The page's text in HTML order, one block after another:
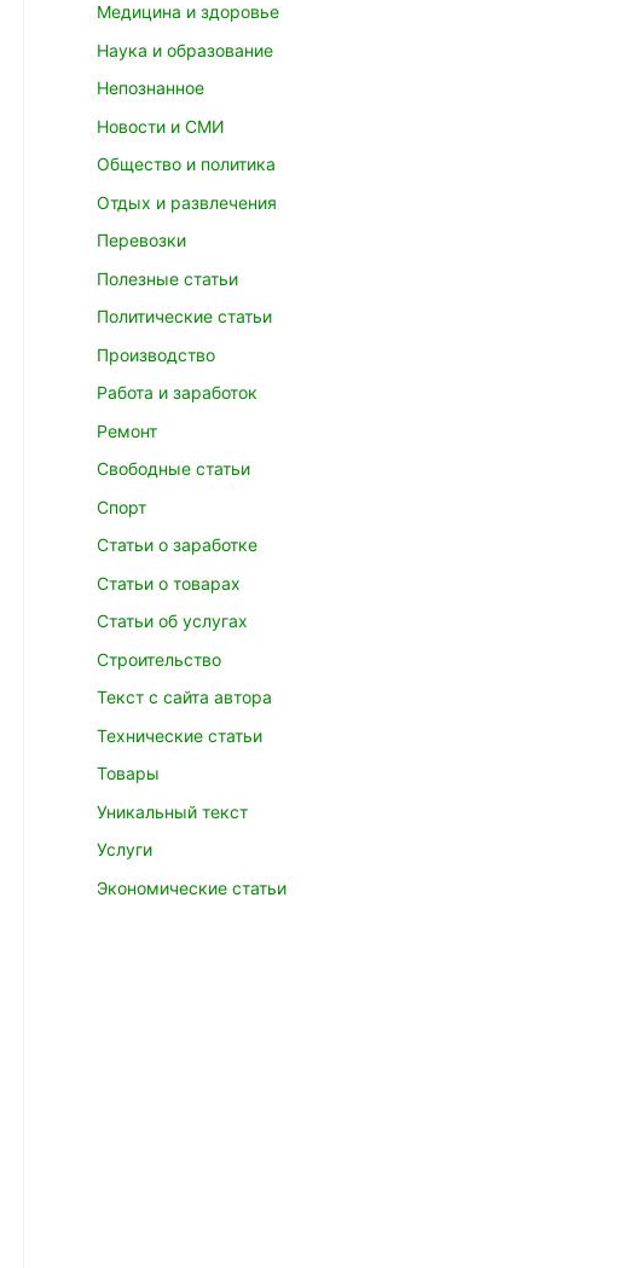
Медицина и здоровье
Наука и образование
Непознанное
Новости и СМИ
Общество и политика
Отдых и развлечения
Перевозки
Полезные статьи
Политические статьи
Производство
Работа и заработок
Ремонт
Свободные статьи
Спорт
Статьи о заработке
Статьи о товарах
Статьи об услугах
Строительство
Текст с сайта автора
Технические статьи
Товары
Уникальный текст
Услуги
Экономические статьи